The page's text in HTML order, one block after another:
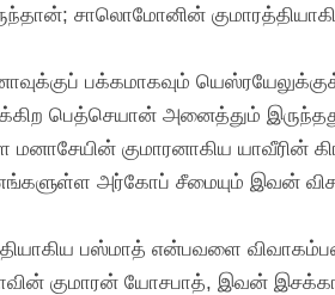
சாலொமோனின்
பக்கமாகவும்
பெத்செயான் அனைத்தும்
குமாரனாகிய யாவீரின்
அர்கோப் சீமையும் இவன்
பஸ்மாத் என்பவளை
குமாரன் யோசபாத், இவன்